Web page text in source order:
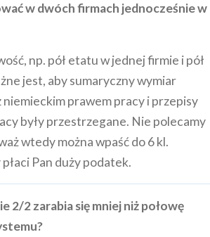
w dwóch firmach jednocześnie w
np. pół etatu w jednej firmie i pół
jest, aby sumaryczny wymiar
niemieckim prawem pracy i przepisy
były przestrzegane. Nie polecamy
wtedy można wpaść do 6 kl.
Pan duży podatek.
2/2 zarabia się mniej niż połowę